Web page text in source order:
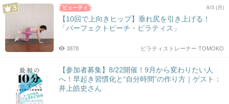
8/3 (月)
【10回で上向きヒップ】垂れ尻を引き上げる！
「パーフェクトピーチ・ピラティス」
ピラティストレーナー TOMOKO
3878
【参加者募集】8/22開催！9月から変わりたい人
へ！早起き習慣化と“自分時間”の作り方｜ゲスト：
井上皓史さん